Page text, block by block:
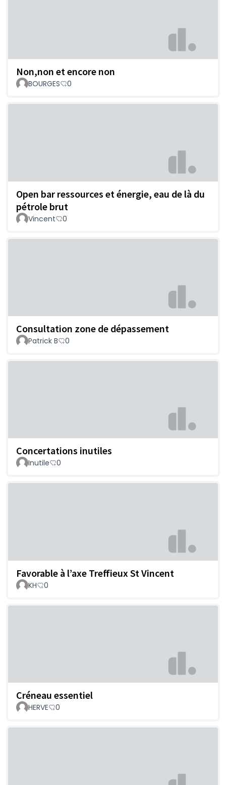
Non,non et encore non
BOURGES 0
Open bar ressources et énergie, eau de là du
pétrole brut
Vincent 0
Consultation zone de dépassement
Patrick B 0
Concertations inutiles
Inutile 0
Favorable à l’axe Treffieux St Vincent
KH 0
Créneau essentiel
HERVE 0